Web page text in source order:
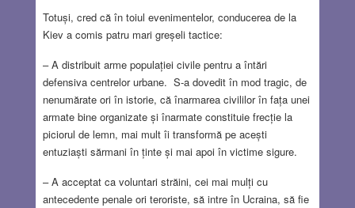
Totuși, cred că în toiul evenimentelor, conducerea de la
Kiev a comis patru mari greșeli tactice:
– A distribuit arme populației civile pentru a întări
defensiva centrelor urbane. S-a dovedit în mod tragic, de
nenumărate ori în istorie, că înarmarea civililor în fața unei
armate bine organizate și înarmate constituie frecție la
piciorul de lemn, mai mult îi transformă pe acești
entuziaști sărmani în ținte și mai apoi în victime sigure.
– A acceptat ca voluntari străini, cei mai mulți cu
antecedente penale ori teroriste, să intre în Ucraina, să fie